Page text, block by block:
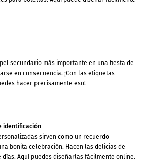
secundario más importante en una fiesta de
en consecuencia. ¡Con las etiquetas
hacer precisamente eso!
identificación
sirven como un recuerdo
bonita celebración. Hacen las delicias de
días. Aquí puedes diseñarlas fácilmente online.